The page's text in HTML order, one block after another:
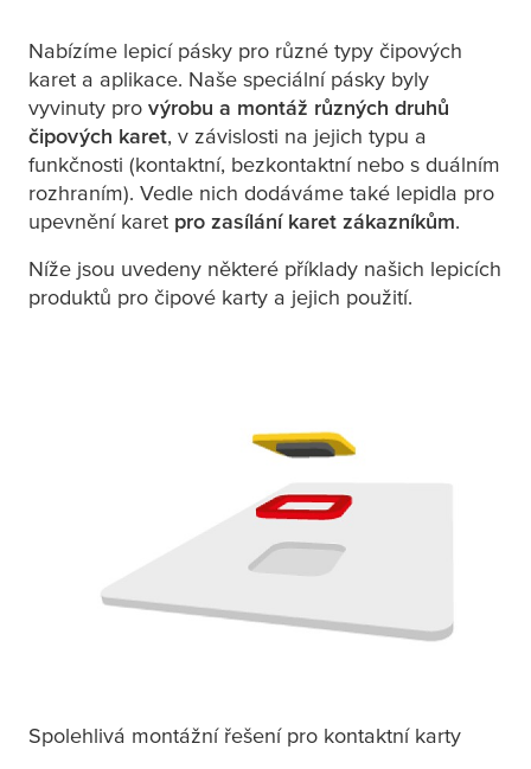
Nabízíme lepicí pásky pro různé typy čipových
karet a aplikace. Naše speciální pásky byly
vyvinuty pro výrobu a montáž různých druhů
čipových karet, v závislosti na jejich typu a
funkčnosti (kontaktní, bezkontaktní nebo s duálním
rozhraním). Vedle nich dodáváme také lepidla pro
upevnění karet pro zasílání karet zákazníkům.
Níže jsou uvedeny některé příklady našich lepicích
produktů pro čipové karty a jejich použití.
Spolehlivá montážní řešení pro kontaktní karty